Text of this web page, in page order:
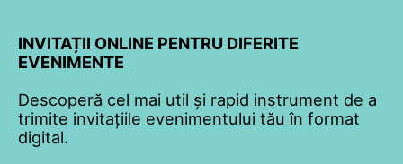
INVITAȚII ONLINE PENTRU DIFERITE
EVENIMENTE
Descoperă cel mai util și rapid instrument de a
trimite invitațiile evenimentului tău în format
digital.